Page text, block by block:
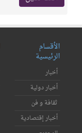
الأقسام
الرئيسية
أخبار
أخبار دولية
ثقافة و فن
أخبار إقتصادية